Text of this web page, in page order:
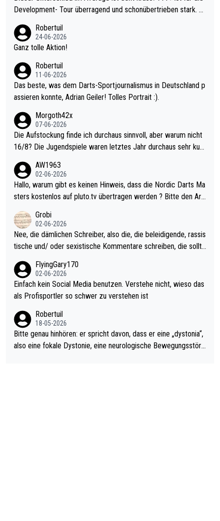
Development- Tour überragend und schonübertrieben stark. U
mal 40+ erst recht. Da gewinnst keinen Blumentopf - ist ja noc
h krasser wie ein Pokalspiel eines Kreisligisten vs einem Bund
Robertuil
24-06-2026
Ganz tolle Aktion!
Robertuil
11-06-2026
Das beste, was dem Darts-Sportjournalismus in Deutschland p
assieren konnte, Adrian Geiler! Tolles Portrait :).
Morgoth42x
07-06-2026
Die Aufstockung finde ich durchaus sinnvoll, aber warum nicht
16/8? Die Jugendspiele waren letztes Jahr durchaus sehr kurz
Allerdings ist Mitchell Lawrie als Nummer 1 der Welt eh qualifi
ziert. Somit ändert die automatische Qualifikation des Weltmei
sters erstmal nichts. Ich denke sie wollen damit für nächstes J
ohl wenig WDF Turniere spielen. Dies war bei Archie Self letzt
es Jahr der Fall. Er musste als amtierender Weltmeister durch
den Qualifier und ich glaube kaum, dass Mitchel sich das (in Ve
gas) antun würde, wenn er doch eigentlich die PDC-WM als Zi
el hat.
AW1963
02-06-2026
Hallo, warum gibt es keinen Hinweis, dass die Nordic Darts Ma
sters kostenlos auf pluto.tv übertragen werden ? Bitte den Arti
Grobi
02-06-2026
Nee, die dämlichen Schreiber, also die, die beleidigende, rassis
tische und/ oder sexistische Kommentare schreiben, die sollte
s Leben in den Griff kriegen. Nur eins wundert mich: Luke Little
r war doch neulich erst derjenige, der über Social Media GvV p
rovoziert hat. Und Littlers Mutter schießt öfters mal gegen Ric
FlyingGary170
02-06-2026
Einfach kein Social Media benutzen. Verstehe nicht, wieso das
als Profisportler so schwer zu verstehen ist
Robertuil
18-05-2026
Bitte genau hinhören: er spricht davon, dass er eine „dystonia“,
also eine fokale Dystonie, eine neurologische Bewegungsstöru